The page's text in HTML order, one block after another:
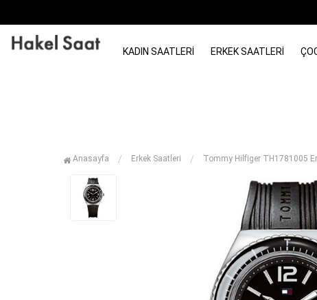
KADIN SAATLERI ERKEK SAATLERI
Anasayfa Erkek Saatleri Tommy Hilfiger TH1781005